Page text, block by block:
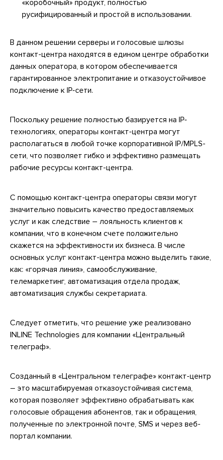
«коробочный» продукт, полностью
русифицированный и простой в использовании.
В данном решении серверы и голосовые шлюзы
контакт-центра находятся в едином центре обработки
данных оператора, в котором обеспечивается
гарантированное электропитание и отказоустойчивое
подключение к IP-сети.
Поскольку решение полностью базируется на IP-
технологиях, операторы контакт-центра могут
располагаться в любой точке корпоративной IP/MPLS-
сети, что позволяет гибко и эффективно размещать
рабочие ресурсы контакт-центра.
С помощью контакт-центра операторы связи могут
значительно повысить качество предоставляемых
услуг и как следствие – лояльность клиентов к
компании, что в конечном счете положительно
скажется на эффективности их бизнеса. В числе
основных услуг контакт-центра можно выделить такие,
как: «горячая линия», самообслуживание,
телемаркетинг, автоматизация отдела продаж,
автоматизация службы секретариата.
Следует отметить, что решение уже реализовано
INLINE Technologies для компании «Центральный
телеграф».
Созданный в «Центральном телеграфе» контакт-центр
– это масштабируемая отказоустойчивая система,
которая позволяет эффективно обрабатывать как
голосовые обращения абонентов, так и обращения,
полученные по электронной почте, SMS и через веб-
портал компании.